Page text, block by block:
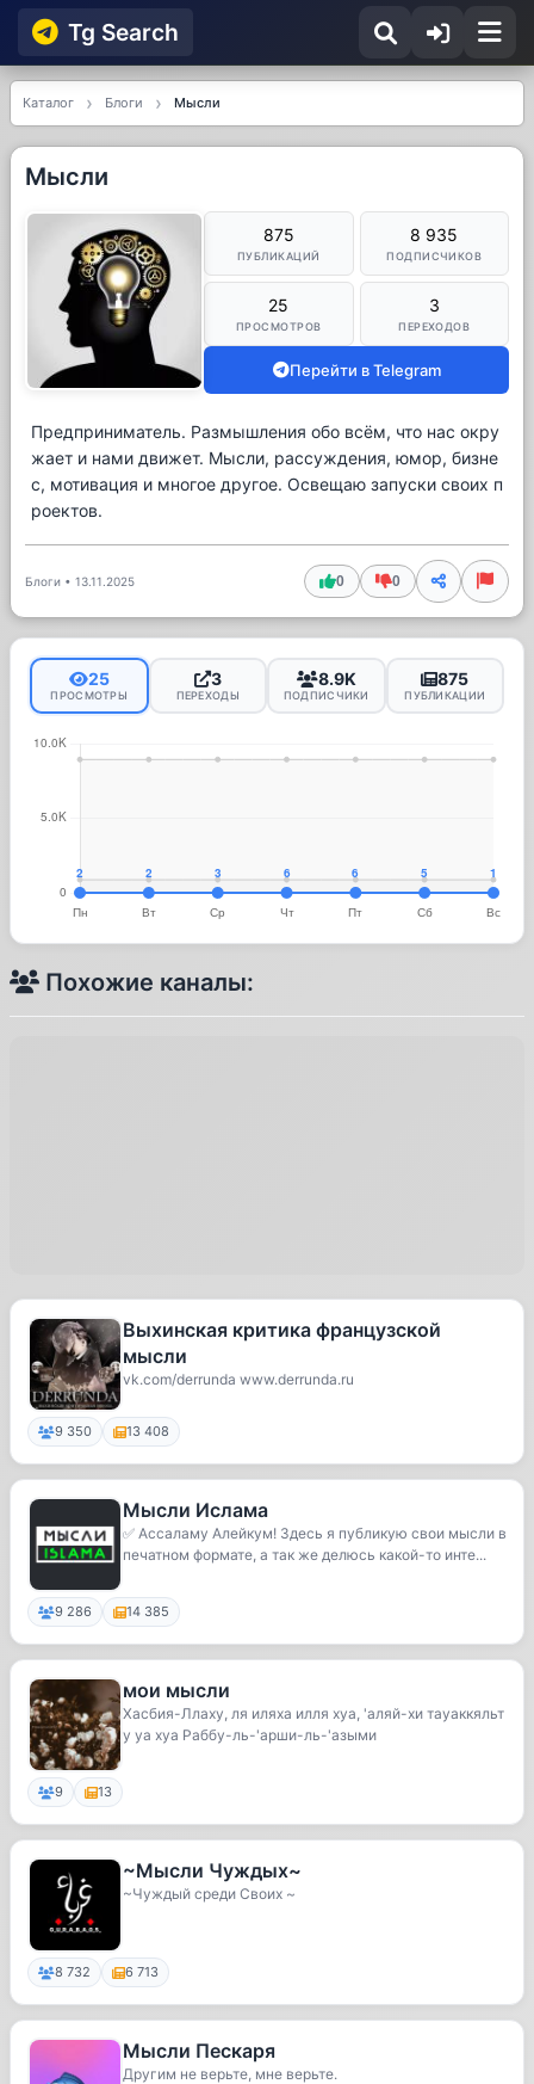
Tg Searсh
Каталог Блоги Мысли
Мысли
875
ПУБЛИКАЦИЙ
8 935
ПОДПИСЧИКОВ
25
ПРОСМОТРОВ
3
ПЕРЕХОДОВ
Перейти в Telegram
Предприниматель. Размышления обо всём, что нас окру
жает и нами движет. Мысли, рассуждения, юмор, бизне
с, мотивация и многое другое. Освещаю запуски своих п
роектов.
Блоги • 13.11.2025 0 0
25
ПРОСМОТРЫ
3
ПЕРЕХОДЫ
8.9K
ПОДПИСЧИКИ
875
ПУБЛИКАЦИИ
Похожие каналы:
Выхинская критика французской
мысли
vk.com/derrunda www.derrunda.ru
9 350 13 408
Мысли Ислама
✅ Ассаламу Алейкум! Здесь я публикую свои мысли в
печатном формате, а так же делюсь какой-то инте...
9 286 14 385
мои мысли
Хасбия-Ллаху, ля иляха илля хуа, 'аляй-хи тауаккяльт
у уа хуа Раббу-ль-'арши-ль-'азыми
9 13
~Мысли Чуждых~
~Чуждый среди Своих ~
8 732 6 713
Мысли Пескаря
Другим не верьте, мне верьте.